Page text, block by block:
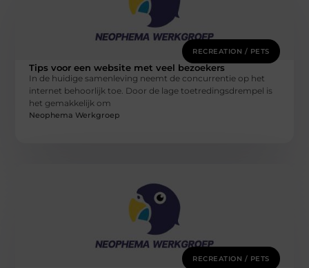
RECREATION / PETS
Tips voor een website met veel bezoekers
In de huidige samenleving neemt de concurrentie op het
internet behoorlijk toe. Door de lage toetredingsdrempel is
het gemakkelijk om
Neophema Werkgroep
RECREATION / PETS